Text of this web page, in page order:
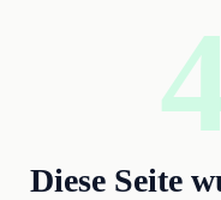
Diese Seite